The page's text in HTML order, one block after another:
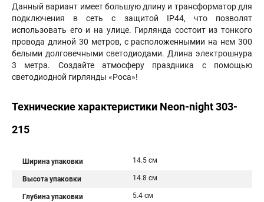
Данный вариант имеет большую длину и трансформатор для
подключения в сеть с защитой IP44, что позволят
использовать его и на улице. Гирлянда состоит из тонкого
провода длиной 30 метров, с расположеннымии на нем 300
белыми долговечными светодиодами. Длина электрошнура
3 метра. Создайте атмосферу праздника с помощью
светодиодной гирлянды «Роса»!
Технические характеристики Neon-night 303-
215
Ширина упаковки 14.5 см
Высота упаковки 14.8 см
Глубина упаковки 5.4 см